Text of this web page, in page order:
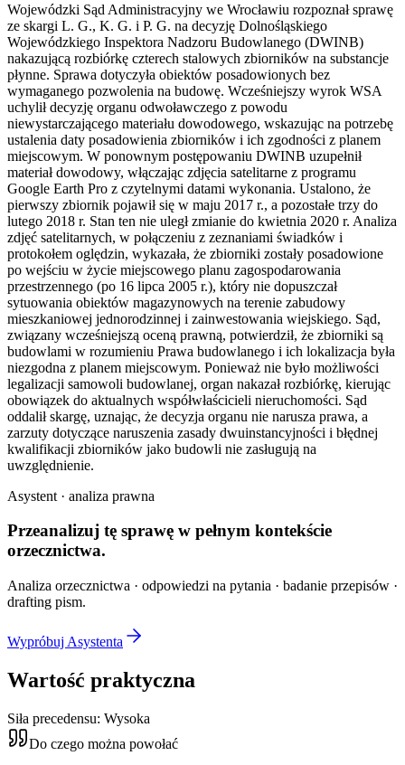
Wojewódzki Sąd Administracyjny we Wrocławiu rozpoznał sprawę
ze skargi L. G., K. G. i P. G. na decyzję Dolnośląskiego
Wojewódzkiego Inspektora Nadzoru Budowlanego (DWINB)
nakazującą rozbiórkę czterech stalowych zbiorników na substancje
płynne. Sprawa dotyczyła obiektów posadowionych bez
wymaganego pozwolenia na budowę. Wcześniejszy wyrok WSA
uchylił decyzję organu odwoławczego z powodu
niewystarczającego materiału dowodowego, wskazując na potrzebę
ustalenia daty posadowienia zbiorników i ich zgodności z planem
miejscowym. W ponownym postępowaniu DWINB uzupełnił
materiał dowodowy, włączając zdjęcia satelitarne z programu
Google Earth Pro z czytelnymi datami wykonania. Ustalono, że
pierwszy zbiornik pojawił się w maju 2017 r., a pozostałe trzy do
lutego 2018 r. Stan ten nie uległ zmianie do kwietnia 2020 r. Analiza
zdjęć satelitarnych, w połączeniu z zeznaniami świadków i
protokołem oględzin, wykazała, że zbiorniki zostały posadowione
po wejściu w życie miejscowego planu zagospodarowania
przestrzennego (po 16 lipca 2005 r.), który nie dopuszczał
sytuowania obiektów magazynowych na terenie zabudowy
mieszkaniowej jednorodzinnej i zainwestowania wiejskiego. Sąd,
związany wcześniejszą oceną prawną, potwierdził, że zbiorniki są
budowlami w rozumieniu Prawa budowlanego i ich lokalizacja była
niezgodna z planem miejscowym. Ponieważ nie było możliwości
legalizacji samowoli budowlanej, organ nakazał rozbiórkę, kierując
obowiązek do aktualnych współwłaścicieli nieruchomości. Sąd
oddalił skargę, uznając, że decyzja organu nie narusza prawa, a
zarzuty dotyczące naruszenia zasady dwuinstancyjności i błędnej
kwalifikacji zbiorników jako budowli nie zasługują na
uwzględnienie.
Asystent · analiza prawna
Przeanalizuj tę sprawę w pełnym kontekście
orzecznictwa.
Analiza orzecznictwa · odpowiedzi na pytania · badanie przepisów ·
drafting pism.
Wypróbuj Asystenta
Wartość praktyczna
Siła precedensu: Wysoka
Do czego można powołać